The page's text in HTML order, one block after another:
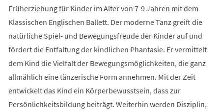
Früherziehung für Kinder im Alter von 7-9 Jahren mit dem
Klassischen Englischen Ballett. Der moderne Tanz greift die
natürliche Spiel- und Bewegungsfreude der Kinder auf und
fördert die Entfaltung der kindlichen Phantasie. Er vermittelt
dem Kind die Vielfalt der Bewegungsmöglichkeiten, die ganz
allmählich eine tänzerische Form annehmen. Mit der Zeit
entwickelt das Kind ein Körperbewusstsein, dass zur
Persönlichkeitsbildung beiträgt. Weiterhin werden Disziplin,